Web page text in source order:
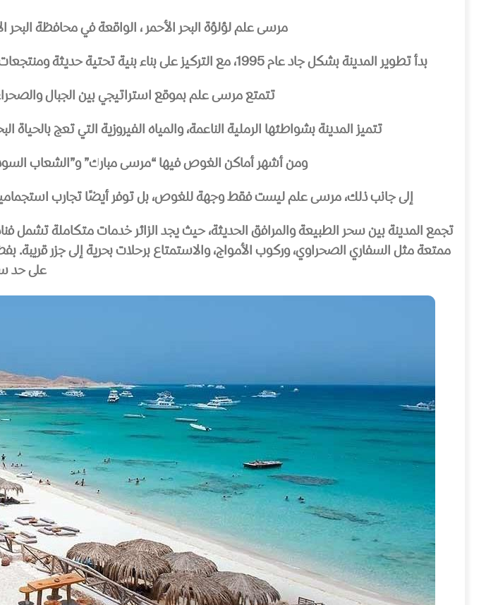
مرسى علم لؤلؤة البحر الأحمر ، الواقعة في محافظة
بدأ تطوير المدينة بشكل جاد عام 1995، مع التركيز على بناء بنية تحتية حديثة ومنتجعات سياحية راقية، مما حولها في وقت قصير إلى نقطة جذب مميزة للسياحة العالمية.
تتمتع مرسى علم بموقع استراتيجي بين الجبال
تتميز المدينة بشواطئها الرملية الناعمة، والمياه الفيروزية التي تعج بالحياة
ومن أشهر أماكن الغوص فيها “مرسى مبارك” و”الشعاب
إلى جانب ذلك، مرسى علم ليست فقط وجهة للغوص، بل توفر أيضًا تجارب
تجمع المدينة بين سحر الطبيعة والمرافق الحديثة، حيث يجد الزائر خدمات متكاملة
ممتعة مثل السفاري الصحراوي، وركوب الأمواج، والاستمتاع برحلات بحرية إلى جزر
على حد